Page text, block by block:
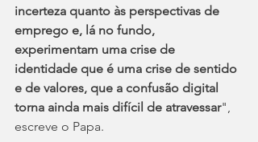
incerteza quanto às perspectivas de
emprego e, lá no fundo,
experimentam uma crise de
identidade que é uma crise de sentido
e de valores, que a confusão digital
torna ainda mais difícil de atravessar",
escreve o Papa.